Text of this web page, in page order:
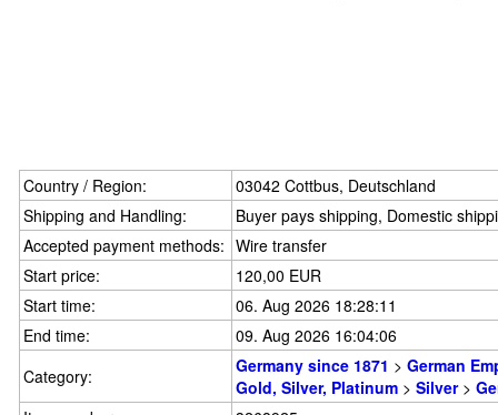
Country / Region:
03042 Cottbus, Deutschland
Shipping and Handling:
Buyer pays shipping, Domestic
Accepted payment methods: Wire transfer
Start price:
120,00 EUR
Start time:
06. Aug 2026 18:28:11
End time:
09. Aug 2026 16:04:06
Category:
Germany since 1871 > German
Gold, Silver, Platinum > Silver>